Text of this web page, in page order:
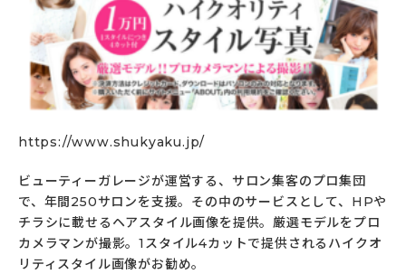
https://www.shukyaku.jp/
ビューティーガレージが運営する、サロン集客のプロ集団
で、年間250サロンを支援。その中のサービスとして、HPや
チラシに載せるヘアスタイル画像を提供。厳選モデルをプロ
カメラマンが撮影。1スタイル4カットで提供されるハイクオ
リティスタイル画像がお勧め。